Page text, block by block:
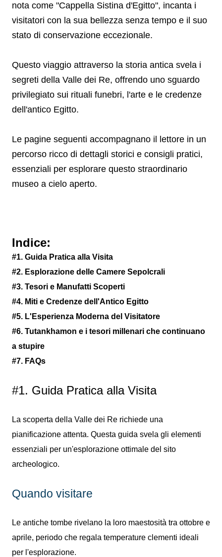
nota come "Cappella Sistina d'Egitto", incanta i
visitatori con la sua bellezza senza tempo e il suo
stato di conservazione eccezionale.
Questo viaggio attraverso la storia antica svela i
segreti della Valle dei Re, offrendo uno sguardo
privilegiato sui rituali funebri, l'arte e le credenze
dell'antico Egitto.
Le pagine seguenti accompagnano il lettore in un
percorso ricco di dettagli storici e consigli pratici,
essenziali per esplorare questo straordinario
museo a cielo aperto.
Indice:
#1. Guida Pratica alla Visita
#2. Esplorazione delle Camere Sepolcrali
#3. Tesori e Manufatti Scoperti
#4. Miti e Credenze dell'Antico Egitto
#5. L'Esperienza Moderna del Visitatore
#6. Tutankhamon e i tesori millenari che continuano
a stupire
#7. FAQs
#1. Guida Pratica alla Visita
La scoperta della Valle dei Re richiede una
pianificazione attenta. Questa guida svela gli elementi
essenziali per un'esplorazione ottimale del sito
archeologico.
Quando visitare
Le antiche tombe rivelano la loro maestosità tra ottobre e
aprile, periodo che regala temperature clementi ideali
per l'esplorazione.